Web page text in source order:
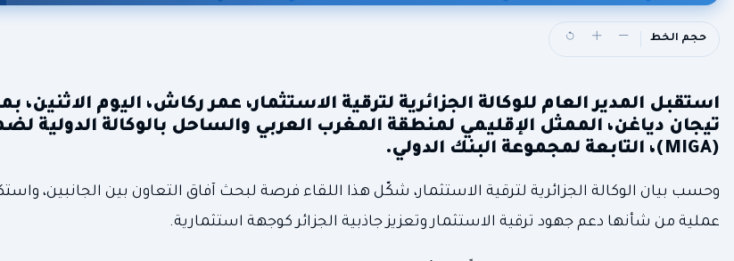
حجم الخط
استقبل المدير العام للوكالة الجزائرية لترقية الاستثمار، عمر ركاش، اليوم الاثنين،
تيجان دياغن، الممثل الإقليمي لمنطقة المغرب العربي والساحل بالوكالة الدولية
(MIGA)، التابعة لمجموعة البنك الدولي.
وحسب بيان الوكالة الجزائرية لترقية الاستثمار، شكّل هذا اللقاء فرصة لبحث آفاق التعاون بين الجانبين،
عملية من شأنها دعم جهود ترقية الاستثمار وتعزيز جاذبية الجزائر كوجهة استثمارية.